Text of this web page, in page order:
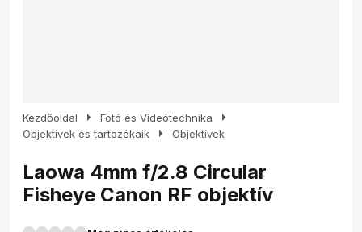
Kezdőoldal arrow_right Fotó és Videótechnika arrow_right
Objektívek és tartozékaik arrow_right Objektívek
Laowa 4mm f/2.8 Circular
Fisheye Canon RF objektív